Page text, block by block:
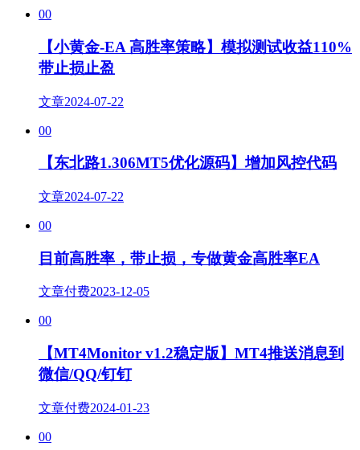
00
【小黄金-EA 高胜率策略】模拟测试收益110%
带止损止盈
文章2024-07-22
00
【东北路1.306MT5优化源码】增加风控代码
文章2024-07-22
00
目前高胜率，带止损，专做黄金高胜率EA
文章付费2023-12-05
00
【MT4Monitor v1.2稳定版】MT4推送消息到
微信/QQ/钉钉
文章付费2024-01-23
00